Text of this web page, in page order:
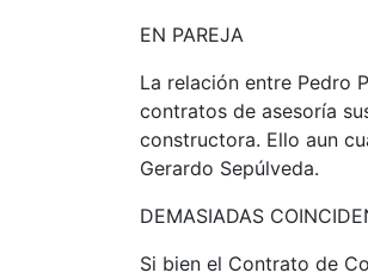
EN PAREJA
La relación entre Pedro
contratos de asesoría
constructora. Ello aun
Gerardo Sepúlveda.
DEMASIADAS
Si bien el Contrato de